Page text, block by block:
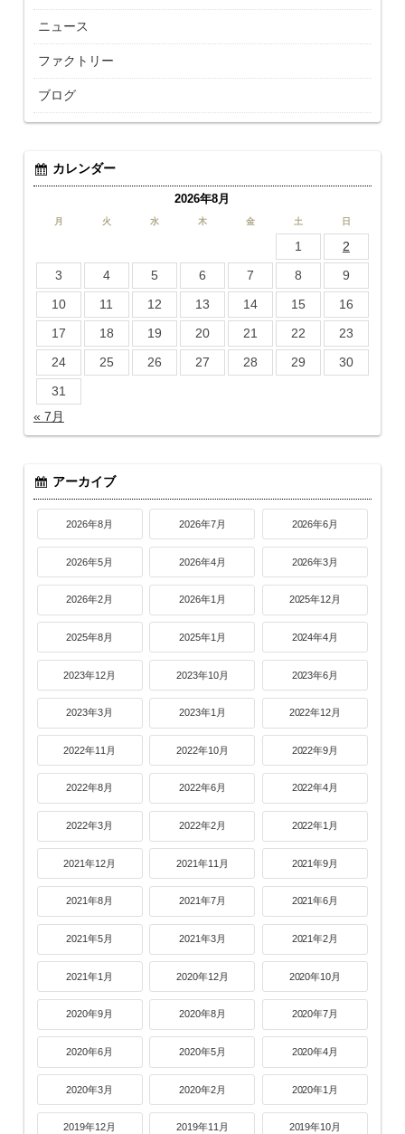
ニュース
ファクトリー
ブログ
カレンダー
2026年8月
月 火 水 木 金 土 日
1
2
3
4 5 6 7 8
9
10
11 12 13 14 15
16
17
18 19 20 21 22
23
24
25 26 27 28 29
30
31
« 7月
アーカイブ
2026年8月 2026年7月 2026年6月
2026年5月 2026年4月 2026年3月
2026年2月 2026年1月 2025年12月
2025年8月 2025年1月 2024年4月
2023年12月 2023年10月 2023年6月
2023年3月 2023年1月 2022年12月
2022年11月 2022年10月 2022年9月
2022年8月 2022年6月 2022年4月
2022年3月 2022年2月 2022年1月
2021年12月 2021年11月 2021年9月
2021年8月 2021年7月 2021年6月
2021年5月 2021年3月 2021年2月
2021年1月 2020年12月 2020年10月
2020年9月 2020年8月 2020年7月
2020年6月 2020年5月 2020年4月
2020年3月 2020年2月 2020年1月
2019年12月 2019年11月 2019年10月